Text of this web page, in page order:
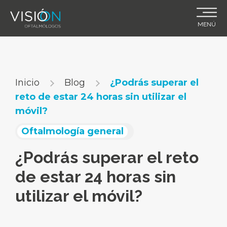
content
MENÚ
Inicio Blog
¿Podrás superar el
reto de estar 24 horas sin utilizar el
móvil?
Oftalmología general
¿Podrás superar el reto
de estar 24 horas sin
utilizar el móvil?